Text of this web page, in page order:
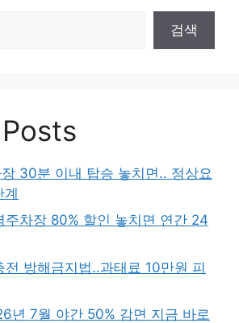
검색
30분 이내 탑승 놓치면.. 정상요
계
주차장 80% 할인 놓치면 연간 24
전 방해금지법..과태료 10만원 피
년 7월 야간 50% 감면 지금 바로